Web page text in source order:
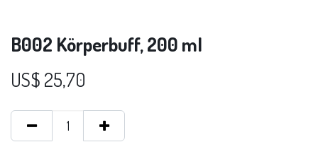
B002 Körperbuff, 200 ml
US$ 25,70